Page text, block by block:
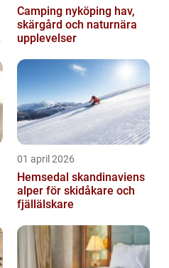
Camping nyköping hav,
skärgård och naturnära
upplevelser
01 april 2026
Hemsedal skandinaviens
alper för skidåkare och
fjällälskare